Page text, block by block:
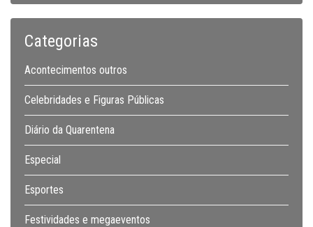
Categorias
Acontecimentos outros
Celebridades e Figuras Públicas
Diário da Quarentena
Especial
Esportes
Festividades e megaeventos